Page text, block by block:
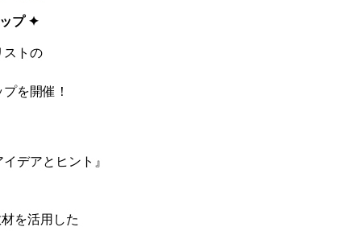
プ ✦
ストの
を開催！
デアとヒント』
を活用した